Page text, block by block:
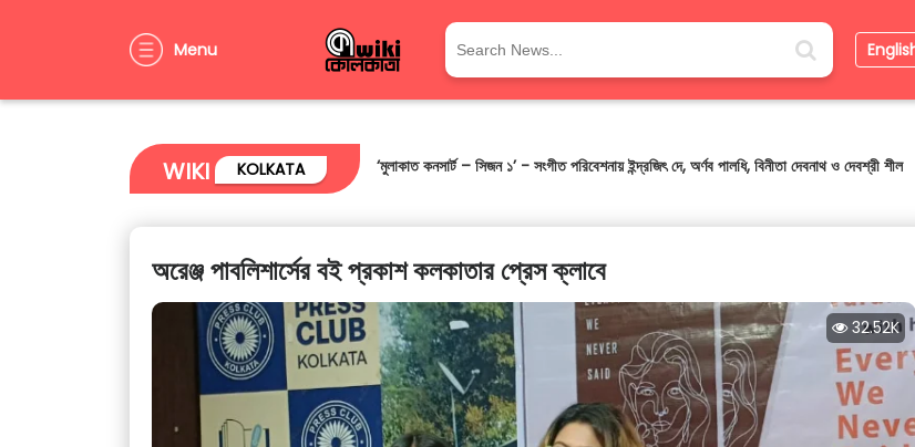
Menu
WIKI KOLKATA বিশ্ব পরিবেশ দিবসে পরিবেশ রক্ষার বার্তা ছড়াল আন্তর্জাতিক কলকাতা শর্ট ফিল্ম ফেস্টিভ্যাল (IKSFF)
অরেঞ্জ পাবলিশার্সের বই প্রকাশ কলকাতার প্রেস ক্লাবে
32.52K